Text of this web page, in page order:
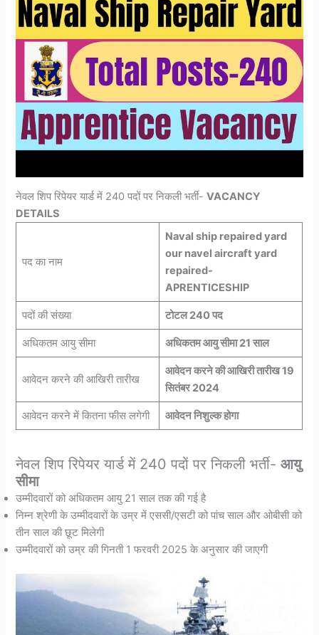
नेवल शिप रिपेयर यार्ड में 240 पदों पर निकली भर्ती-VACANCY
DETAILS
पद का नाम
Naval ship repaired yard
our navel aircraft yard
repaired-
APRENTICESHIP
पदों की संख्या टोटल 240 पद
अधिकतम आयु सीमा अधिकतम आयु सीमा 21 साल
आवेदन करने की आखिरी तारीख
आवेदन करने की आखिरी तारीख 19
सितंबर 2024
आवेदन करने में कितना फीस लगेगी आवेदन निशुल्क होगा
नेवल शिप रिपेयर यार्ड में 240 पदों पर निकली भर्ती-आयु
सीमा
उम्मीदवारों को अधिकतम आयु 21 साल तक की गई है
निम्न श्रेणी के उम्मीदवारों के उम्र में एससी/एसटी को पांच साल और ओबीसी को
तीन साल की छूट मिलेगी
उम्मीदवारों को उम्र की गिनती 1 फरवरी 2025 के अनुसार की जाएगी